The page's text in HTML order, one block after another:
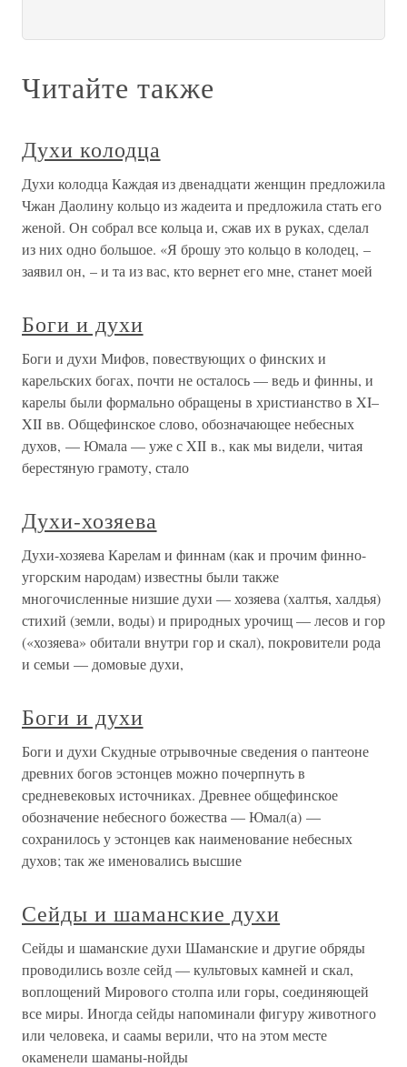
Читайте также
Духи колодца
Духи колодца Каждая из двенадцати женщин предложила
Чжан Даолину кольцо из жадеита и предложила стать его
женой. Он собрал все кольца и, сжав их в руках, сделал
из них одно большое. «Я брошу это кольцо в колодец, –
заявил он, – и та из вас, кто вернет его мне, станет моей
Боги и духи
Боги и духи Мифов, повествующих о финских и
карельских богах, почти не осталось — ведь и финны, и
карелы были формально обращены в христианство в XI–
XII вв. Общефинское слово, обозначающее небесных
духов, — Юмала — уже с XII в., как мы видели, читая
берестяную грамоту, стало
Духи-хозяева
Духи-хозяева Карелам и финнам (как и прочим финно-
угорским народам) известны были также
многочисленные низшие духи — хозяева (халтья, халдья)
стихий (земли, воды) и природных урочищ — лесов и гор
(«хозяева» обитали внутри гор и скал), покровители рода
и семьи — домовые духи,
Боги и духи
Боги и духи Скудные отрывочные сведения о пантеоне
древних богов эстонцев можно почерпнуть в
средневековых источниках. Древнее общефинское
обозначение небесного божества — Юмал(а) —
сохранилось у эстонцев как наименование небесных
духов; так же именовались высшие
Сейды и шаманские духи
Сейды и шаманские духи Шаманские и другие обряды
проводились возле сейд — культовых камней и скал,
воплощений Мирового столпа или горы, соединяющей
все миры. Иногда сейды напоминали фигуру животного
или человека, и саамы верили, что на этом месте
окаменели шаманы-нойды